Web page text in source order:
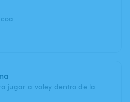
jugar a voley dentro de la